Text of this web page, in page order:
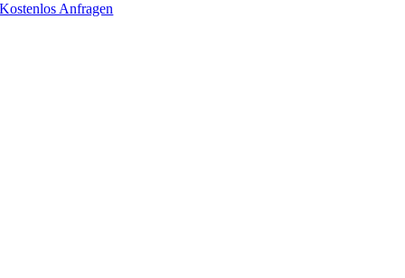
Kostenlos Anfragen